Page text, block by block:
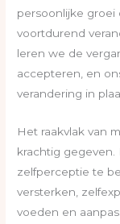
persoonlijke groei
voortdurend
leren we de
accepteren, en
verandering in
Het raakvlak van
krachtig
zelfperceptie te
versterken,
voeden en